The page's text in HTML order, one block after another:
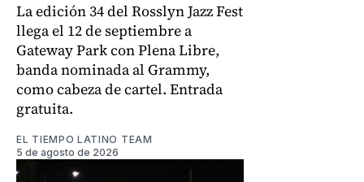
La edición 34 del Rosslyn Jazz Fest
llega el 12 de septiembre a
Gateway Park con Plena Libre,
banda nominada al Grammy,
como cabeza de cartel. Entrada
gratuita.
EL TIEMPO LATINO TEAM
5 de agosto de 2026